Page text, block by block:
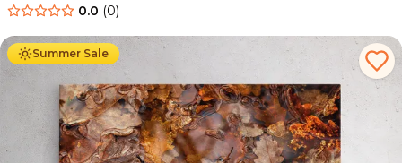
0.0 (0)
Summer Sale
Ab 39.90 € 34.90